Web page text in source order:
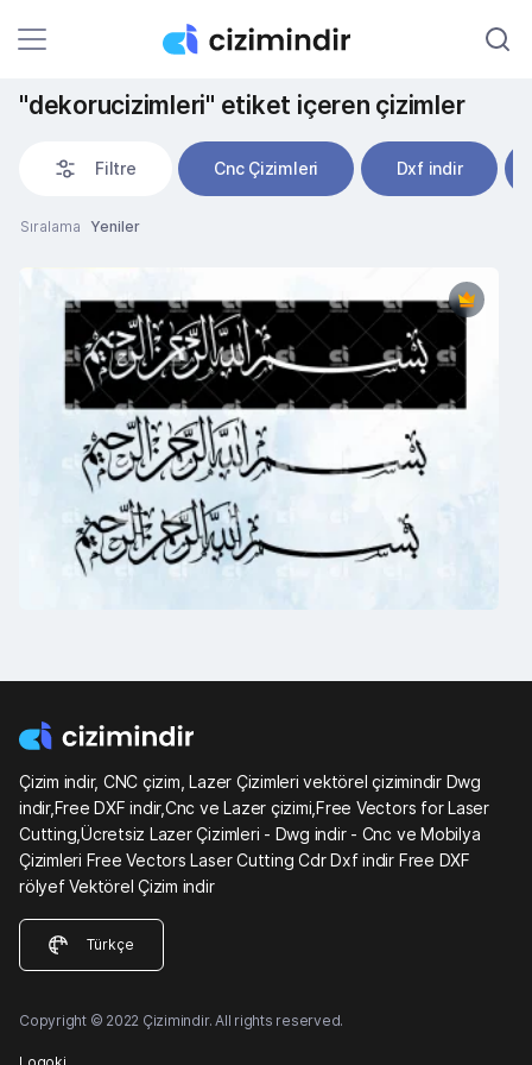
"dekorucizimleri" etiket içeren çizimler
Filtre Cnc Çizimleri Dxf indir
Sıralama Yeniler
Çizim indir, CNC çizim, Lazer Çizimleri vektörel çizimindir Dwg
indir,Free DXF indir,Cnc ve Lazer çizimi,Free Vectors for Laser
Cutting,Ücretsiz Lazer Çizimleri - Dwg indir - Cnc ve Mobilya
Çizimleri Free Vectors Laser Cutting Cdr Dxf indir Free DXF
rölyef Vektörel Çizim indir
Türkçe
Copyright © 2022 Çizimindir. All rights reserved.